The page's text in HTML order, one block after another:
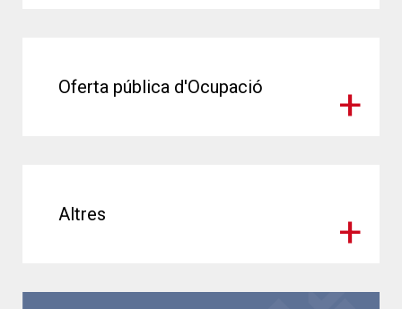
Oferta pública d'Ocupació
Altres